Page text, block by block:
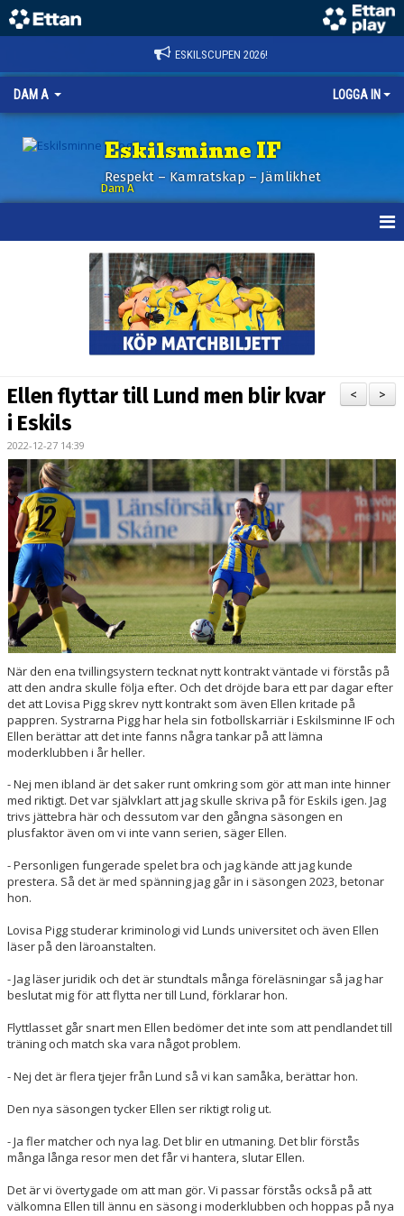
ESKILSCUPEN 2026!
DAM A LOGGA IN
Eskilsminne IF
Respekt – Kamratskap – Jämlikhet
Dam A
BILDGALLERI
DOKUMENT
KONTAKT
MATCHER
DIV. 1 SÖDRA
DAM AKADEMI - DIVISION 2
>
<
Ellen flyttar till Lund men blir kvar
i Eskils
2022-12-27 14:39
När den ena tvillingsystern tecknat nytt kontrakt väntade vi förstås på
att den andra skulle följa efter. Och det dröjde bara ett par dagar efter
det att Lovisa Pigg skrev nytt kontrakt som även Ellen kritade på
pappren. Systrarna Pigg har hela sin fotbollskarriär i Eskilsminne IF och
Ellen berättar att det inte fanns några tankar på att lämna
moderklubben i år heller.
- Nej men ibland är det saker runt omkring som gör att man inte hinner
med riktigt. Det var självklart att jag skulle skriva på för Eskils igen. Jag
trivs jättebra här och dessutom var den gångna säsongen en
plusfaktor även om vi inte vann serien, säger Ellen.
- Personligen fungerade spelet bra och jag kände att jag kunde
prestera. Så det är med spänning jag går in i säsongen 2023, betonar
hon.
Lovisa Pigg studerar kriminologi vid Lunds universitet och även Ellen
läser på den läroanstalten.
- Jag läser juridik och det är stundtals många föreläsningar så jag har
beslutat mig för att flytta ner till Lund, förklarar hon.
Flyttlasset går snart men Ellen bedömer det inte som att pendlandet till
träning och match ska vara något problem.
- Nej det är flera tjejer från Lund så vi kan samåka, berättar hon.
Den nya säsongen tycker Ellen ser riktigt rolig ut.
- Ja fler matcher och nya lag. Det blir en utmaning. Det blir förstås
många långa resor men det får vi hantera, slutar Ellen.
Det är vi övertygade om att man gör. Vi passar förstås också på att
välkomna Ellen till ännu en säsong i moderklubben och hoppas på nya